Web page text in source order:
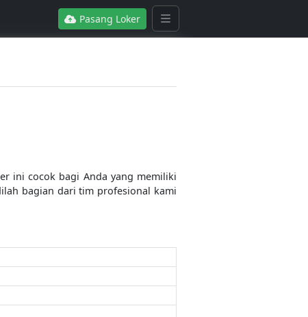
Pasang Loker
ini cocok bagi Anda yang memiliki
bagian dari tim profesional kami